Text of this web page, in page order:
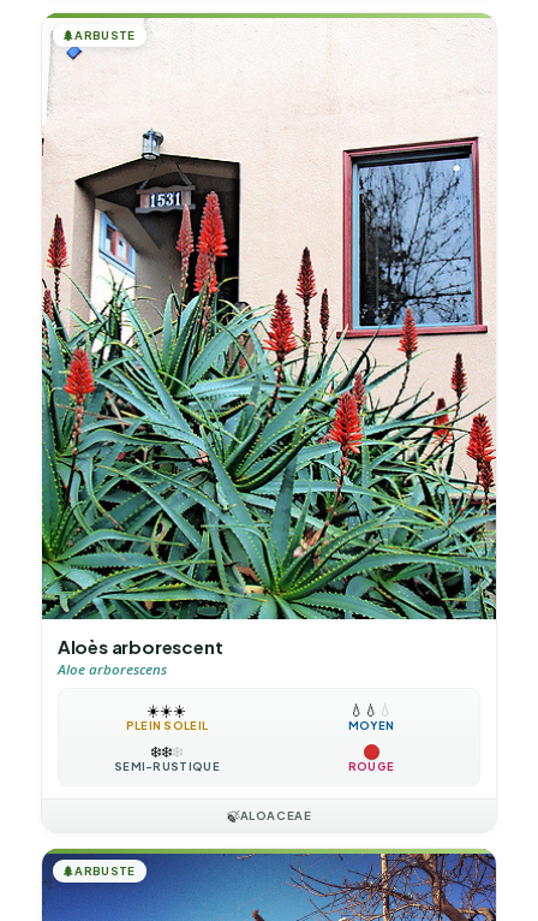
🌲ARBUSTE
Aloès arborescent
Aloe arborescens
☀️☀️☀️
PLEIN SOLEIL
💧 💧 💧
MOYEN
❄️❄️❄️
SEMI-RUSTIQUE ROUGE
🍃ALOACEAE
🌲ARBUSTE